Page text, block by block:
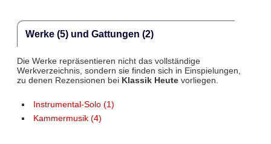
Werke (5) und Gattungen (2)
Die Werke repräsentieren nicht das vollständige
Werkverzeichnis, sondern sie finden sich in Einspielungen,
zu denen Rezensionen bei Klassik Heutevorliegen.
Instrumental-Solo (1)
Kammermusik (4)